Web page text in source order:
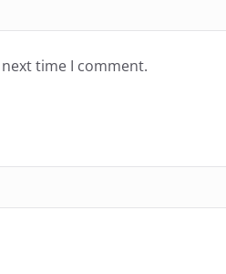
time I comment.